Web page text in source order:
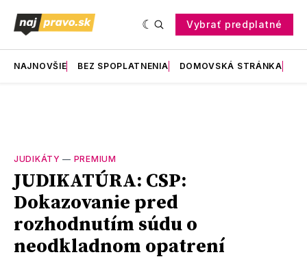
Vybrať predplatné
NAJNOVŠIE BEZ SPOPLATNENIA DOMOVSKÁ STRÁNKA
JUDIKÁTY — PREMIUM
JUDIKATÚRA: CSP:
Dokazovanie pred
rozhodnutím súdu o
neodkladnom opatrení